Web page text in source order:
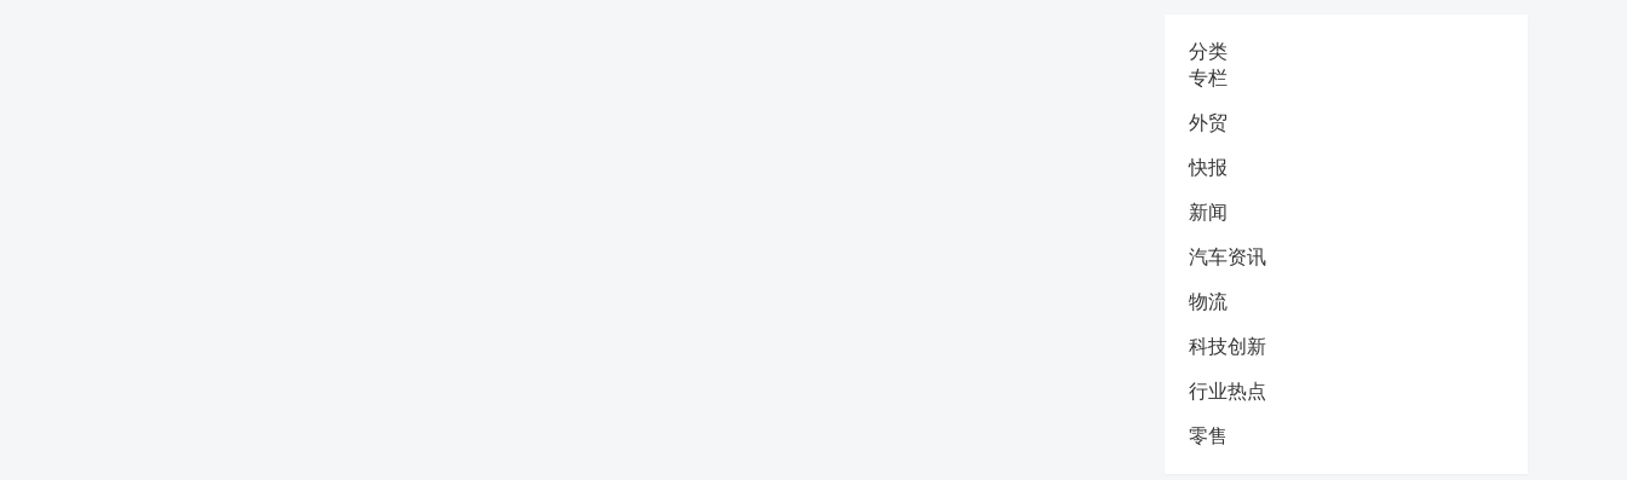
分类
专栏
外贸
快报
新闻
汽车资讯
物流
科技创新
行业热点
零售